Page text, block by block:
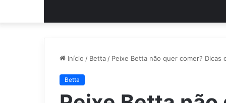
Início / Betta / Peixe Betta não quer comer? Dicas
Betta